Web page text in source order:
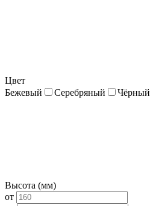
Цвет
Бежевый
Серебряный Чёрный
Высота (мм)
от